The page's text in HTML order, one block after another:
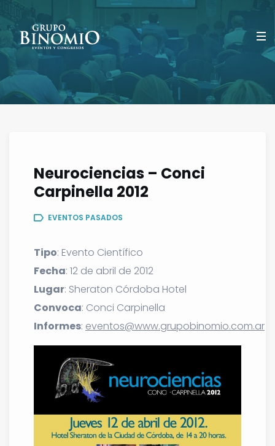
Neurociencias – Conci
Carpinella 2012
EVENTOS PASADOS
Tipo: Evento Científico
Fecha: 12 de abril de 2012
Lugar: Sheraton Córdoba Hotel
Convoca: Conci Carpinella
Informes: eventos@www.grupobinomio.com.ar